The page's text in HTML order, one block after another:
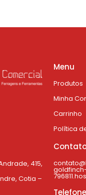
Menu
Produtos
Minha
Carrinho
Política
415,
Cotia –
Telefone